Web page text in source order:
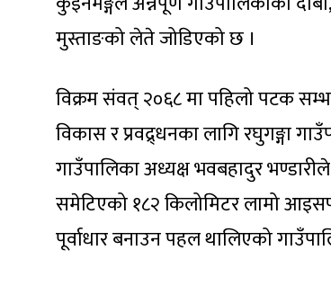
मुस्ताङको लेते जोडिएको छ ।
विक्रम संवत् २०६८ मा पहिलो पटक
विकास र प्रवद्र्धनका लागि रघुगङ्गा
गाउँपालिका अध्यक्ष भवबहादुर
समेटिएको १८२ किलोमिटर लामो
पूर्वाधार बनाउन पहल थालिएको